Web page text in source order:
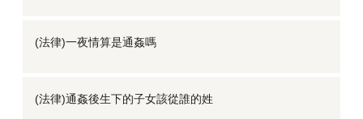
(法律)一夜情算是通姦嗎
(法律)通姦後生下的子女該從誰的姓